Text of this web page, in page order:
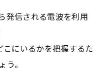
発信される電波を利用
にいるかを把握するた
。